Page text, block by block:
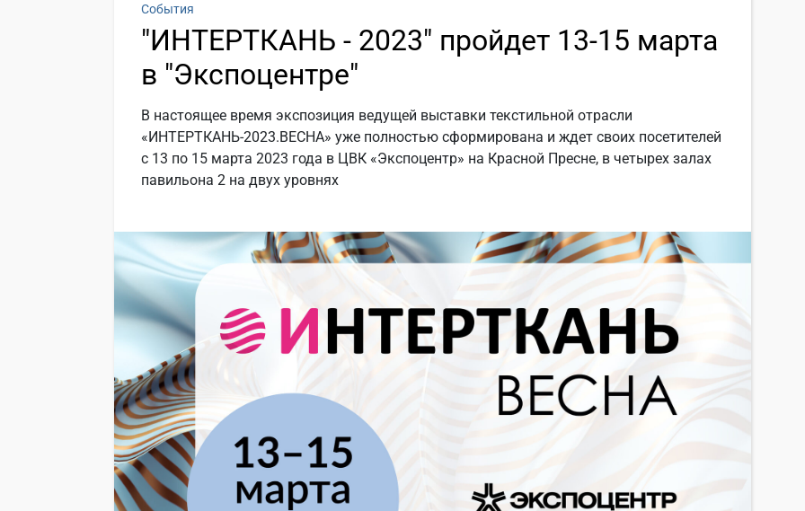
События
"ИНТЕРТКАНЬ - 2023" пройдет 13-15 марта
в "Экспоцентре"
В настоящее время экспозиция ведущей выставки текстильной отрасли
«ИНТЕРТКАНЬ-2023.ВЕСНА» уже полностью сформирована и ждет своих посетителей
с 13 по 15 марта 2023 года в ЦВК «Экспоцентр» на Красной Пресне, в четырех залах
павильона 2 на двух уровнях